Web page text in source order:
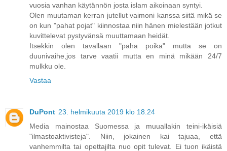
vuosia vanhan käytännön josta islam aikoinaan syntyi.
Olen muutaman kerran jutellut vaimoni kanssa siitä mikä se
on kun "pahat pojat" kiinnostaa niin hänen mielestään jotkut
kuvittelevat pystyvänsä muuttamaan heidät.
Itsekkin olen tavallaan "paha poika" mutta se on
duunivaihe,jos tarve vaatii mutta en minä mikään 24/7
mulkku ole.
Vastaa
DuPont 23. helmikuuta 2019 klo 18.24
Media mainostaa Suomessa ja muuallakin teini-ikäisiä
"ilmastoaktivisteja". Niin, jokainen kai tajuaa, että
vanhemmilta tai opettajilta nuo opit tulevat. Ei tuon ikäistä